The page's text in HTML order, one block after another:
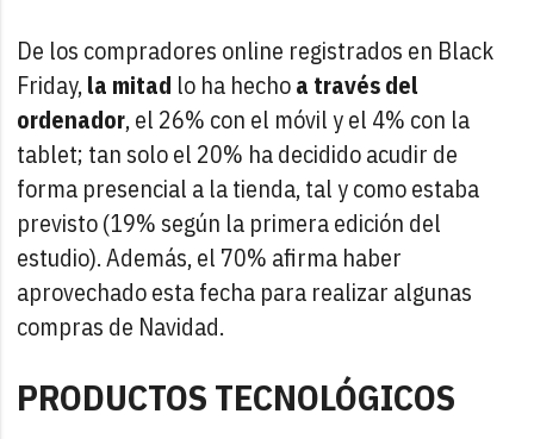
De los compradores online registrados en Black
Friday,la mitad lo ha hechoa través del
ordenador, el 26% con el móvil y el 4% con la
tablet; tan solo el 20% ha decidido acudir de
forma presencial a la tienda, tal y como estaba
previsto (19% según la primera edición del
estudio). Además, el 70% afirma haber
aprovechado esta fecha para realizar algunas
compras de Navidad.
PRODUCTOS TECNOLÓGICOS